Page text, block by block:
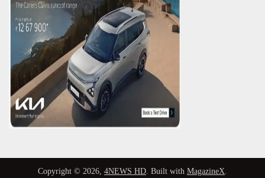
Copyright © 2026, 4NEWS HD . Built with MagazineX